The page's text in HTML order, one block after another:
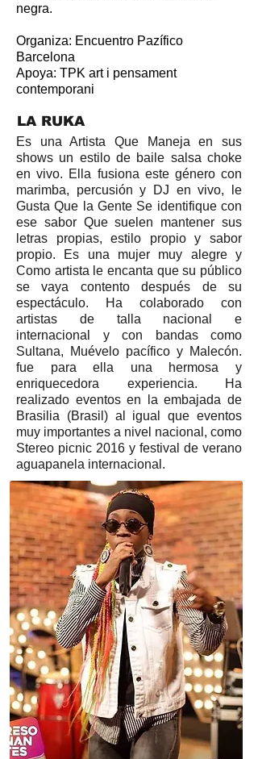
negra.
Organiza: Encuentro Pazífico
Barcelona
Apoya: TPK art i pensament
contemporani
LA RUKA
Es una Artista Que Maneja en sus
shows un estilo de baile salsa choke
en vivo. Ella fusiona este género con
marimba, percusión y DJ en vivo, le
Gusta Que la Gente Se identifique con
ese sabor Que suelen mantener sus
letras propias, estilo propio y sabor
propio. Es una mujer muy alegre y
Como artista le encanta que su público
se vaya contento después de su
espectáculo. Ha colaborado con
artistas de talla nacional e
internacional y con bandas como
Sultana, Muévelo pacífico y Malecón.
fue para ella una hermosa y
enriquecedora experiencia. Ha
realizado eventos en la embajada de
Brasilia (Brasil) al igual que eventos
muy importantes a nivel nacional, como
Stereo picnic 2016 y festival de verano
aguapanela internacional.